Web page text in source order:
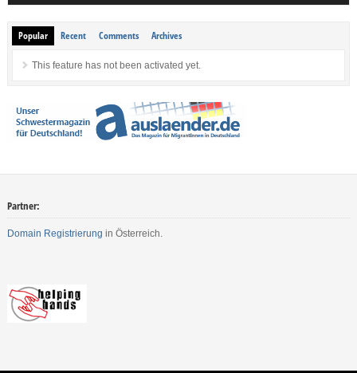
Popular Recent Comments Archives
This feature has not been activated yet.
Partner:
Domain Registrierung in Österreich.